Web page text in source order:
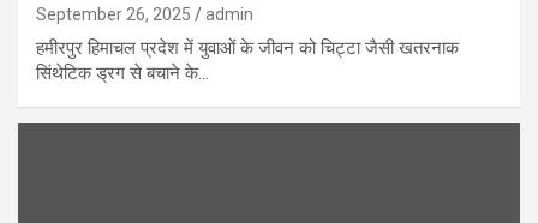
September 26, 2025 admin
हमीरपुर हिमाचल प्रदेश में युवाओं के जीवन को चिट्टा जैसी खतरनाक
सिंथेटिक ड्रग से बचाने के…